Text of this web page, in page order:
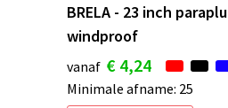
BRELA - 23 inch paraplu
windproof
vanaf € 4,24
Minimale afname: 25